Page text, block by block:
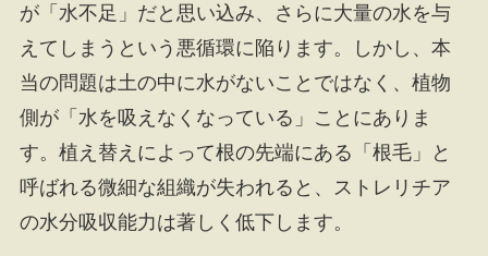
が「水不足」だと思い込み、さらに大量の水を与
えてしまうという悪循環に陥ります。しかし、本
当の問題は土の中に水がないことではなく、植物
側が「水を吸えなくなっている」ことにありま
す。植え替えによって根の先端にある「根毛」と
呼ばれる微細な組織が失われると、ストレリチア
の水分吸収能力は著しく低下します。